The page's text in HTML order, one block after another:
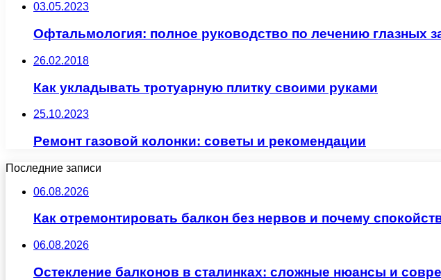
03.05.2023
Офтальмология: полное руководство по лечению глазных
26.02.2018
Как укладывать тротуарную плитку своими руками
25.10.2023
Ремонт газовой колонки: советы и рекомендации
Последние записи
06.08.2026
Как отремонтировать балкон без нервов и почему
06.08.2026
Остекление балконов в сталинках: сложные нюансы и